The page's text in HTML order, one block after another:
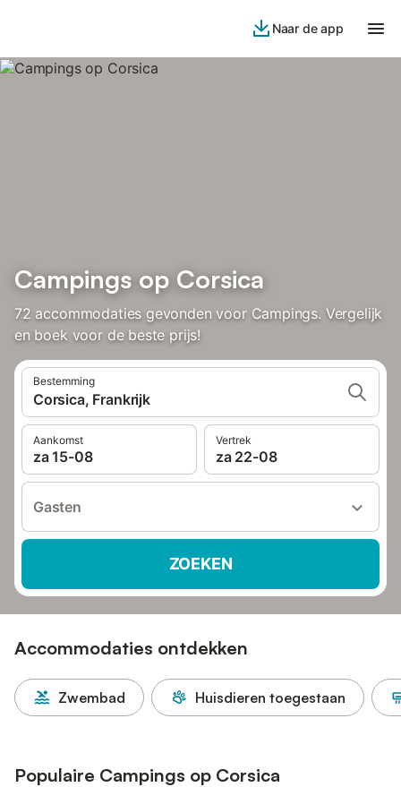
Naar de app
Campings op Corsica
72 accommodaties gevonden voor Campings. Vergelijk
en boek voor de beste prijs!
Bestemming
Corsica, Frankrijk
Aankomst
za 15-08
Vertrek
za 22-08
Gasten
ZOEKEN
Accommodaties ontdekken
Zwembad Huisdieren toegestaan
Populaire Campings op Corsica